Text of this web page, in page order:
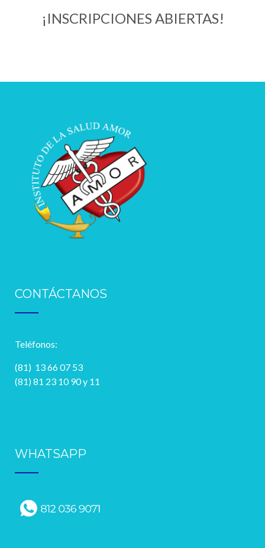
¡INSCRIPCIONES ABIERTAS!
CONTÁCTANOS
Teléfonos:
(81) 13 66 07 53
(81) 81 23 10 90 y 11
WHATSAPP